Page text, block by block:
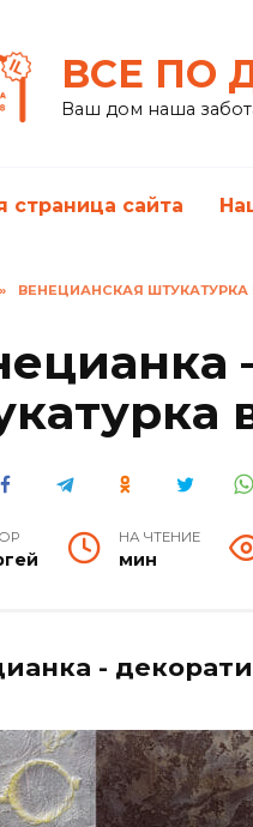
ВСЕ ПО
Ваш дом наша
страница сайта
» ВЕНЕЦИАНСКАЯ ШТУКАТУРКА
НА ЧТЕНИЕ
мин
-